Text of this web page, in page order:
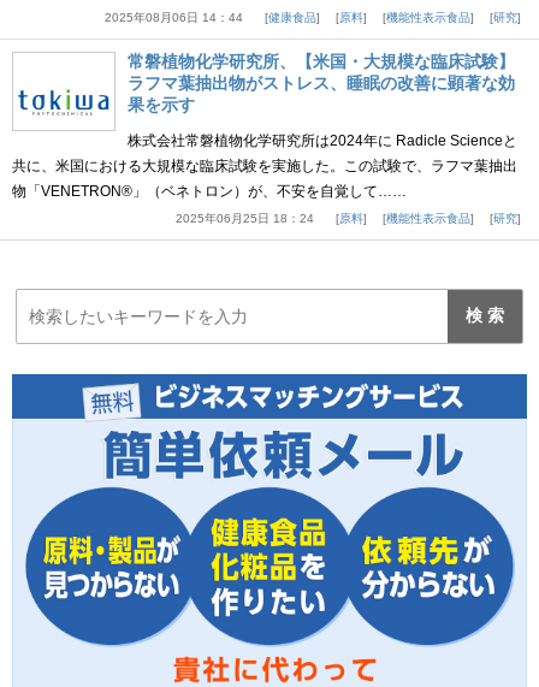
2025年08月06日 14：44 健康食品 原料 機能性表示食品 研究
常磐植物化学研究所、【米国・大規模な臨床試験】
ラフマ葉抽出物がストレス、睡眠の改善に顕著な効
果を示す
株式会社常磐植物化学研究所は2024年に Radicle Scienceと
共に、米国における大規模な臨床試験を実施した。この試験で、ラフマ葉抽出
物「VENETRON®」（ベネトロン）が、不安を自覚して……
2025年06月25日 18：24 原料 機能性表示食品 研究